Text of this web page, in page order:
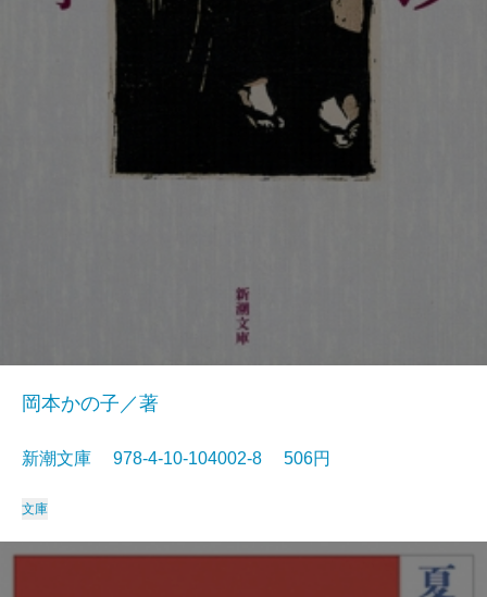
岡本かの子／著
新潮文庫 978-4-10-104002-8 506円
文庫